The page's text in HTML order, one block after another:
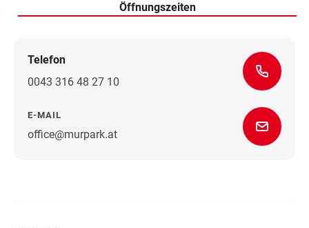
Öffnungszeiten
Telefon
0043 316 48 27 10
E-MAIL
office@murpark.at